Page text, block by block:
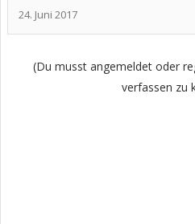
24. Juni 2017
(Du musst angemeldet oder
verfassen zu